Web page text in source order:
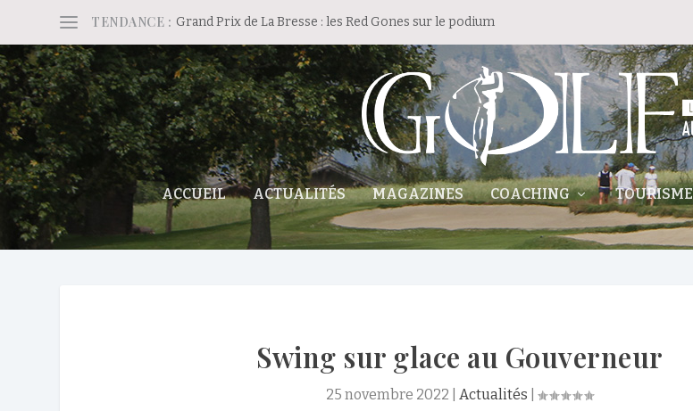
TENDANCE : Grand Prix de La Bresse : les Red Gones sur le podium
ACCUEIL ACTUALITÉS MAGAZINES COACHING TOURISME
Swing sur glace au Gouverneur
25 novembre 2022 |Actualités |